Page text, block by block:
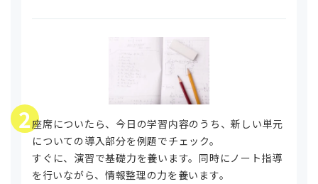
2座席についたら、今日の学習内容のうち、新しい単元
についての導入部分を例題でチェック。
すぐに、演習で基礎力を養います。同時にノート指導
を行いながら、情報整理の力を養います。